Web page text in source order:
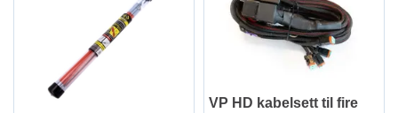
VP HD kabelsett til fire